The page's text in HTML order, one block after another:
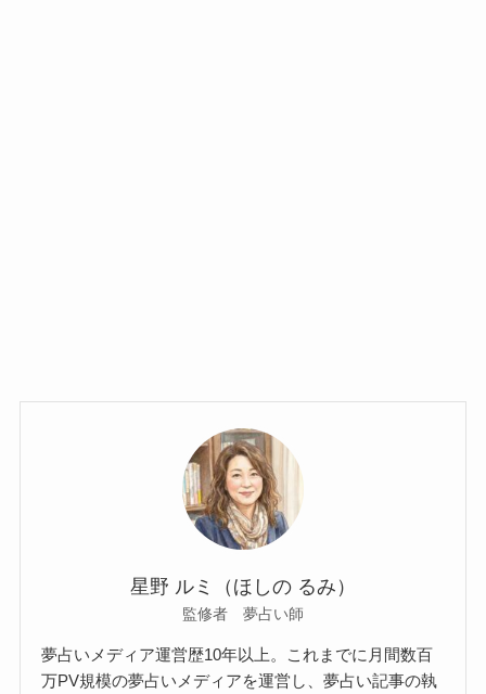
星野 ルミ（ほしの るみ）
監修者 夢占い師
夢占いメディア運営歴10年以上。これまでに月間数百
万PV規模の夢占いメディアを運営し、夢占い記事の執